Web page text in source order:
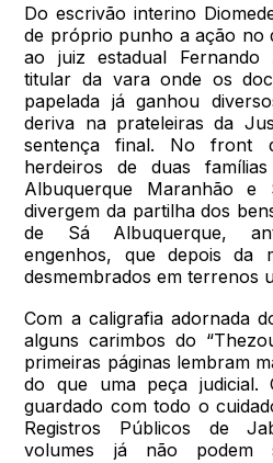
Do escrivão interino
de próprio punho a ação no
ao juiz estadual Fernando
titular da vara onde os
papelada já ganhou
deriva na prateleiras da
sentença final. No front
herdeiros de duas
Albuquerque Maranhão e
divergem da partilha dos
de Sá Albuquerque,
engenhos, que depois da
desmembrados em terrenos
Com a caligrafia adornada
alguns carimbos do
primeiras páginas lembram
do que uma peça judicial.
guardado com todo o
Registros Públicos de
volumes já não podem